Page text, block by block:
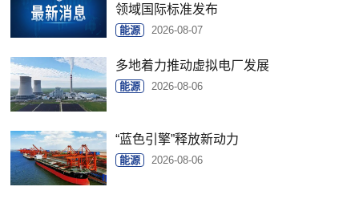
领域国际标准发布
能源 2026-08-07
多地着力推动虚拟电厂发展
能源 2026-08-06
“蓝色引擎”释放新动力
能源 2026-08-06